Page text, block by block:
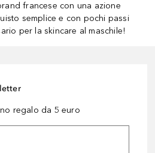
francese con una azione
semplice e con pochi passi
per la skincare al maschile!
regalo da 5 euro